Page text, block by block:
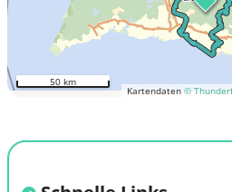
Kartendaten ©
50 km